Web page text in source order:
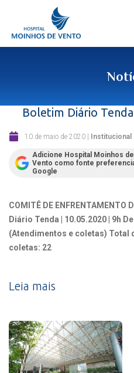
Boletim Diário
10 de maio de 2020 | Institucional
Adicione Hospital Moinhos de
Vento como fonte
Google
COMITÊ DE ENFRENTAMENTO
Diário Tenda | 10.05.2020 | 9h
(Atendimentos e coletas) Total
coletas: 22
Leia mais